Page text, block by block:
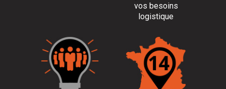
vos besoins
logistique